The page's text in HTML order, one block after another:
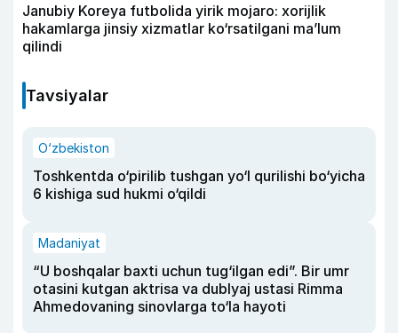
Janubiy Koreya futbolida yirik mojaro: xorijlik
hakamlarga jinsiy xizmatlar ko‘rsatilgani ma’lum
qilindi
Tavsiyalar
O‘zbekiston
Toshkentda o‘pirilib tushgan yo‘l qurilishi bo‘yicha
6 kishiga sud hukmi o‘qildi
Madaniyat
“U boshqalar baxti uchun tug‘ilgan edi”. Bir umr
otasini kutgan aktrisa va dublyaj ustasi Rimma
Ahmedovaning sinovlarga to‘la hayoti